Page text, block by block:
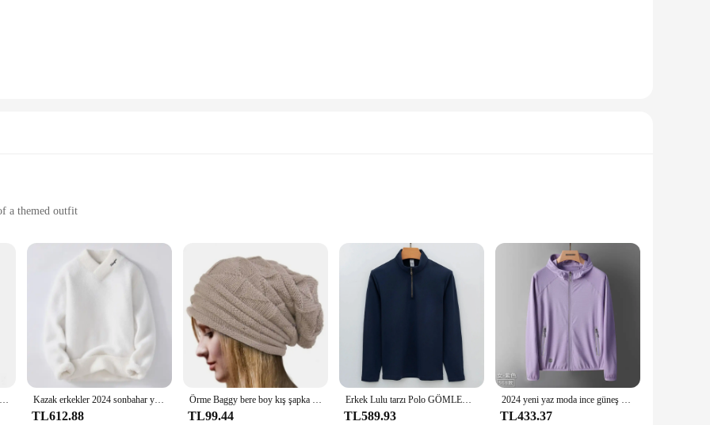
a themed outfit
for all-day wear
Graphic Print Tişört, a must-have for those who dare to stand out. Designed with a bold skull graphic print, this tee is not just a
quality fabric ensures durability, while the breathable material keeps you comfortable throughout the day. Whether you're heading to a
wardrobe, this tee is versatile enough to fit into any scenario.
with our Men Plus Size Skull Graphic Print Tişört, you're covered. Available in a range of plus sizes, this tee is tailored to fit
print is not just a design choice; it's a statement of individuality and confidence. The tee's design and style are perfect for those who
2024 moda erkekler spor salonları çok renkli pantolonlar Joggers spor rahat uzun pantolon erkekler egzersiz sıska Sweatpants Jogger eşofman pantolon Kazak erkekler 2024 sonbahar yeni stil erkek moda sıcak kazak erkekler gençlik tarzı kazak bahar erkek yün kazaklar M-3XL MY1080
TL612.88
Örme Baggy bere boy kış şapka kayak hımbıl kap Skullies kasketleri kadın erkek kış yün sıcak kap kasketleri Unisex
TL99.44
Erkek Lulu tarzı Polo GÖMLEK uzun kollu sıcak fırçalanmış polar yüksek elastikiyet yarım Zip-Up kazak rahat kullanım için
TL589.93
2024 yeni yaz moda ince güneş koruma giyimi erkek açık nefes güneş koruma giyimi erkek cilt rüzgarlık
TL433.37